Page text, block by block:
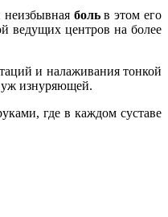
больв этом его
ведущих центров на более
и налаживания тонкой
уж изнуряющей.
где в каждом суставе